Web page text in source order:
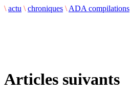
\ actu \ chroniques \ ADA compilations
Articles suivants